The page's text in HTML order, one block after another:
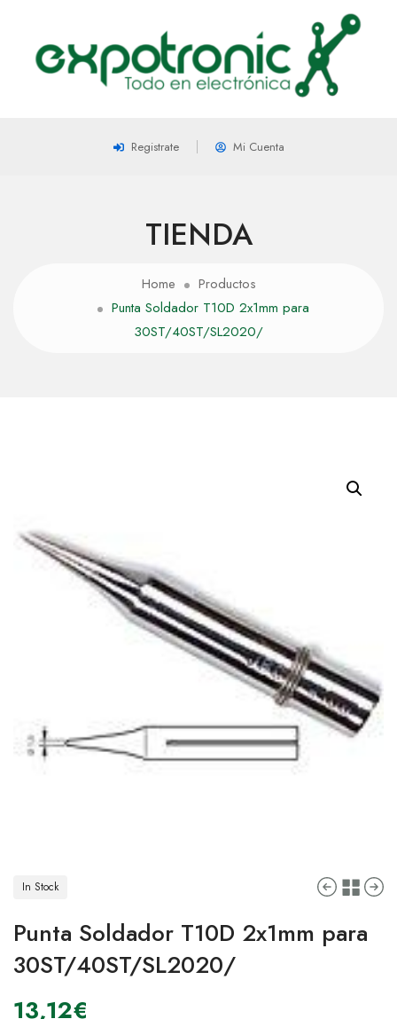
Registrate Mi Cuenta
TIENDA
Home
Productos
Punta Soldador T10D 2x1mm para
30ST/40ST/SL2020/
In Stock
Punta Soldador T10D 2x1mm para
30ST/40ST/SL2020/
13,12€